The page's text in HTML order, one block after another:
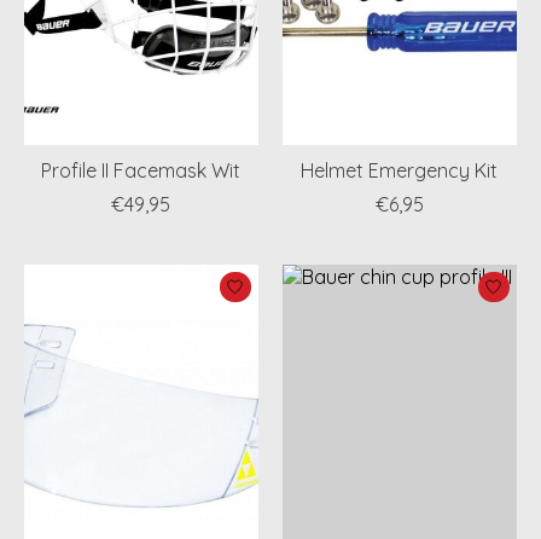
Profile II Facemask Wit
€49,95
Helmet Emergency Kit
€6,95